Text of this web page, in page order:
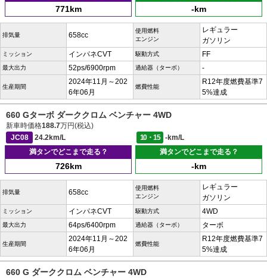
771km -km
排気量 658cc
使用燃料
エンジン
レギュラー
ガソリン
ミッション インパネCVT 駆動方式 FF
最大出力 52ps/6900rpm 過給器（ターボ） -
生産期間
2024年11月～202
6年06月
燃費性能
R12年度燃費基準7
5%達成
660 Gターボ ダーククロム ベンチャー 4WD
新車時価格188.7万円(税込)
JC08
24.2km/L 10・15
-km/L
満タンでどこまで走る？
726km
満タンでどこまで走る？
-km
排気量 658cc
使用燃料
エンジン
レギュラー
ガソリン
ミッション インパネCVT 駆動方式 4WD
最大出力 64ps/6400rpm 過給器（ターボ） ターボ
生産期間
2024年11月～202
6年06月
燃費性能
R12年度燃費基準7
5%達成
660 G ダーククロム ベンチャー 4WD